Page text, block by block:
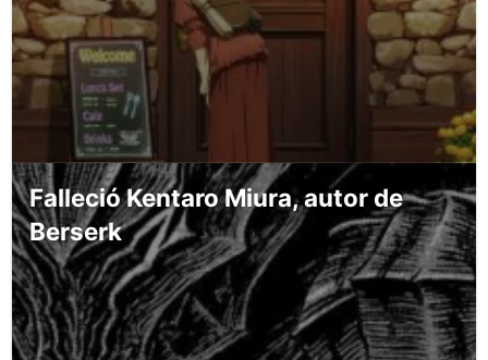
Falleció Kentaro Miura, autor de
Berserk